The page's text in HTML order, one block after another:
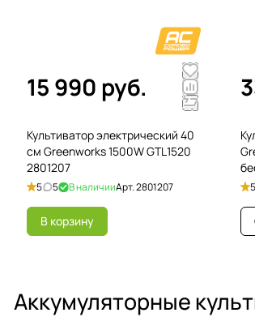
15 990 руб.
Культиватор электрический 40
см Greenworks 1500W GTL1520
2801207
5 5 В наличииАрт.2801207
В корзину
5
Аккумуляторные